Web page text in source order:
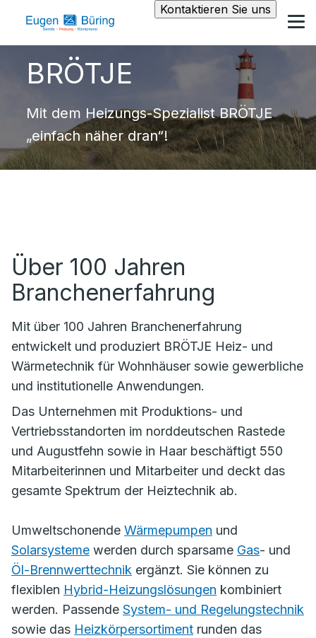
Kontaktieren Sie uns
BRÖTJE
Mit dem Heizungs-Spezialist BRÖTJE
„einfach näher dran“!
Über 100 Jahren
Branchenerfahrung
Mit über 100 Jahren Branchenerfahrung
entwickelt und produziert BRÖTJE Heiz- und
Wärmetechnik für Wohnhäuser sowie gewerbliche
und institutionelle Anwendungen.
Das Unternehmen mit Produktions- und
Vertriebsstandorten im norddeutschen Rastede
und Augustfehn sowie in Haar beschäftigt 550
Mitarbeiterinnen und Mitarbeiter und deckt das
gesamte Spektrum der Heiztechnik ab.
Umweltschonende Wärmepumpen und
Solarsysteme werden durch sparsame Gas- und
Öl-Brennwerttechnik ergänzt. Sie können zu
flexiblen Hybrid-Heizungslösungen kombiniert
werden. Passende System- und Regelungstechnik
sowie das Heizkörpersortiment runden das